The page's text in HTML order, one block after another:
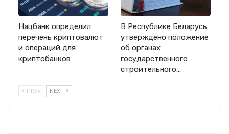
Нацбанк определил
перечень криптовалют
и операций для
криптобанков
В Республике Беларусь
утверждено положение
об органах
государственного
строительного…
PREV NEXT